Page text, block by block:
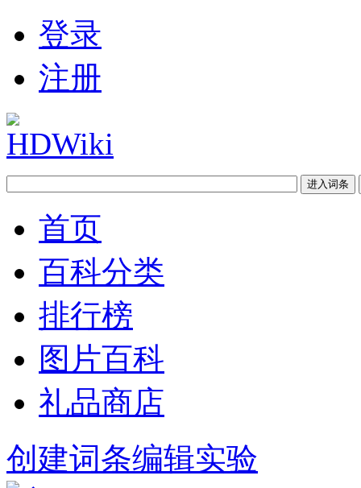
登录
注册
首页
百科分类
排行榜
图片百科
礼品商店
创建词条编辑实验